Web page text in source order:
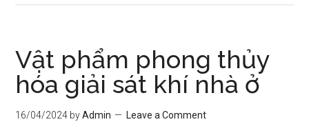
thủy
mang
lại
vận
Vật phẩm phong thủy
hóa giải sát khí nhà ở
16/04/2024 byAdmin Leave a Comment